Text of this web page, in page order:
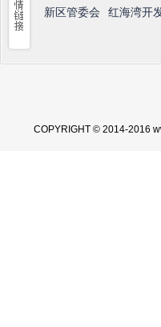
新区管委会
红海湾开
COPYRIGHT © 2014-2016